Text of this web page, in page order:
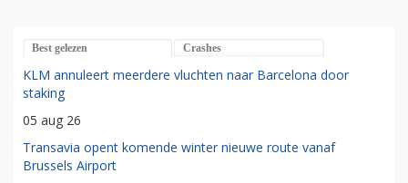
Best gelezen Crashes
KLM annuleert meerdere vluchten naar Barcelona door
staking
05 aug 26
Transavia opent komende winter nieuwe route vanaf
Brussels Airport